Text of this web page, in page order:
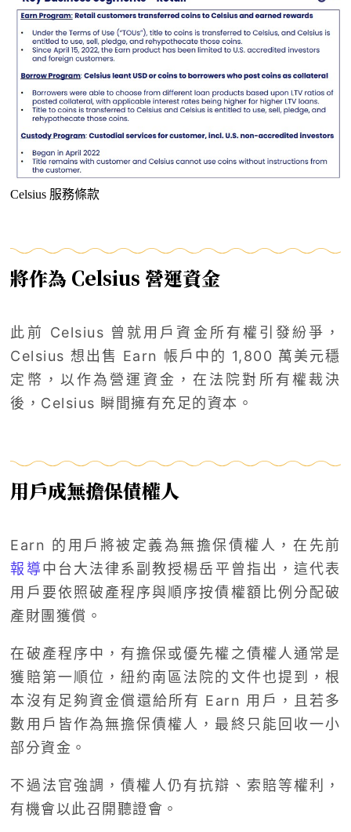
Celsius 服務條款
將作為 Celsius 營運資金
此前 Celsius 曾就用戶資金所有權引發紛爭，
Celsius 想出售 Earn 帳戶中的 1,800 萬美元穩
定幣，以作為營運資金，在法院對所有權裁決
後，Celsius 瞬間擁有充足的資本。
用戶成無擔保債權人
Earn 的用戶將被定義為無擔保債權人，在先前
報導中台大法律系副教授楊岳平曾指出，這代表
用戶要依照破產程序與順序按債權額比例分配破
產財團獲償。
在破產程序中，有擔保或優先權之債權人通常是
獲賠第一順位，紐約南區法院的文件也提到，根
本沒有足夠資金償還給所有 Earn 用戶，且若多
數用戶皆作為無擔保債權人，最終只能回收一小
部分資金。
不過法官強調，債權人仍有抗辯、索賠等權利，
有機會以此召開聽證會。